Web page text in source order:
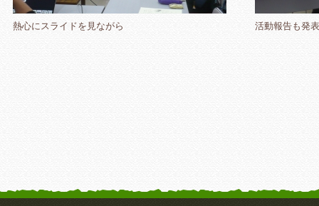
熱心にスライドを見ながら 活動報告も発表